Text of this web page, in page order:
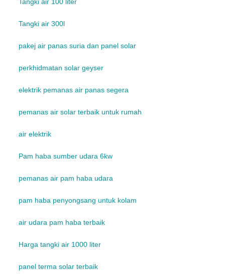
Tangki air 300l
pakej air panas suria dan panel solar
perkhidmatan solar geyser
elektrik pemanas air panas segera
pemanas air solar terbaik untuk rumah
air elektrik
Pam haba sumber udara 6kw
pemanas air pam haba udara
pam haba penyongsang untuk kolam
air udara pam haba terbaik
Harga tangki air 1000 liter
panel terma solar terbaik